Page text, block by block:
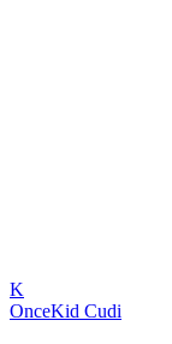
K
OnceKid Cudi